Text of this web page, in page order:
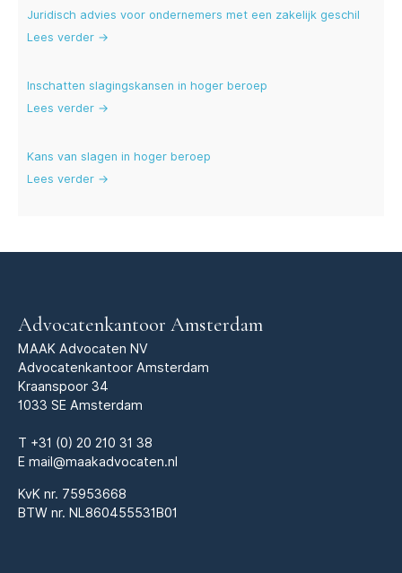
Juridisch advies voor ondernemers met een zakelijk geschil
Lees verder →
Inschatten slagingskansen in hoger beroep
Lees verder →
Kans van slagen in hoger beroep
Lees verder →
Advocatenkantoor Amsterdam
MAAK Advocaten NV
Advocatenkantoor Amsterdam
Kraanspoor 34
1033 SE Amsterdam
T +31 (0) 20 210 31 38
E mail@maakadvocaten.nl
KvK nr. 75953668
BTW nr. NL860455531B01